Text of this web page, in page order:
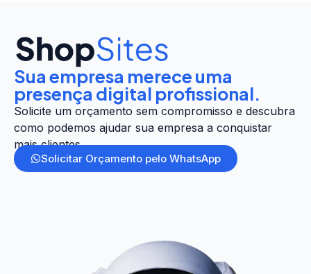
Sua empresa merece uma
presença digital profissional.
Solicite um orçamento sem compromisso e descubra
como podemos ajudar sua empresa a conquistar
mais clientes.
Solicitar Orçamento pelo WhatsApp